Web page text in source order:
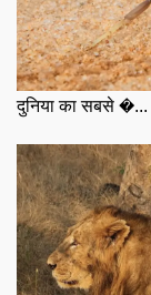
दुनिया का सबसे �...